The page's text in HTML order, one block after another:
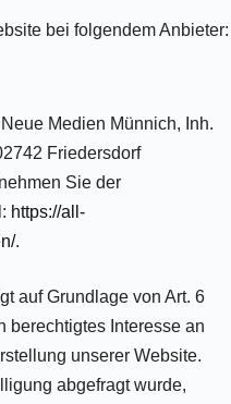
bei folgendem Anbieter:
Medien Münnich, Inh.
Friedersdorf
Sie der
https://all-
.
auf Grundlage von Art. 6
berechtigtes Interesse an
unserer Website.
abgefragt wurde,